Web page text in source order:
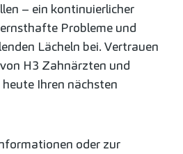
– ein kontinuierlicher
Probleme und
Lächeln bei. Vertrauen
H3 Zahnärzten und
Ihren nächsten
oder zur